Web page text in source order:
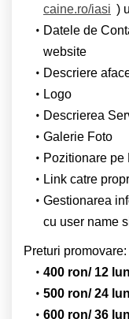
caine.ro/iasi )
Datele de
website
Descriere
Logo
Descrierea
Galerie Foto
Pozitionare pe
Link catre
Gestionarea
cu user name
Preturi promovare:
400 ron/ 12
500 ron/ 24
600 ron/ 36